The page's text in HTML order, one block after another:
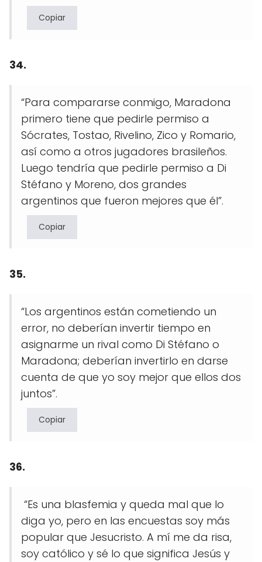
Copiar
34.
“Para compararse conmigo, Maradona
primero tiene que pedirle permiso a
Sócrates, Tostao, Rivelino, Zico y Romario,
así como a otros jugadores brasileños.
Luego tendría que pedirle permiso a Di
Stéfano y Moreno, dos grandes
argentinos que fueron mejores que él”.
Copiar
35.
“Los argentinos están cometiendo un
error, no deberían invertir tiempo en
asignarme un rival como Di Stéfano o
Maradona; deberían invertirlo en darse
cuenta de que yo soy mejor que ellos dos
juntos”.
Copiar
36.
“Es una blasfemia y queda mal que lo
diga yo, pero en las encuestas soy más
popular que Jesucristo. A mí me da risa,
soy católico y sé lo que significa Jesús y